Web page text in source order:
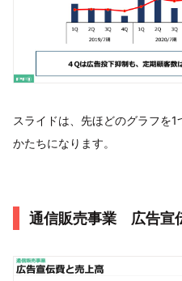
スライドは、先ほどのグラフを
かたちになります。
通信販売事業 広告宣